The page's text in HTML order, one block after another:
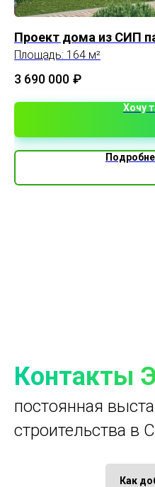
Проект дома из СИП
Площадь: 164 м²
3 690 000 ₽
Хочу
Контакты
постоянная
строительства в
Как